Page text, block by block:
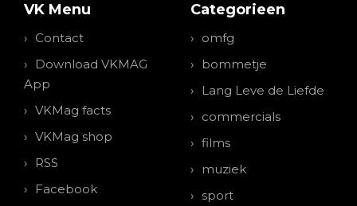
VK Menu
Contact
Download VKMAG
App
VKMag facts
VKMag shop
RSS
Facebook
Categorieen
omfg
bommetje
Lang Leve de Liefde
commercials
films
muziek
sport